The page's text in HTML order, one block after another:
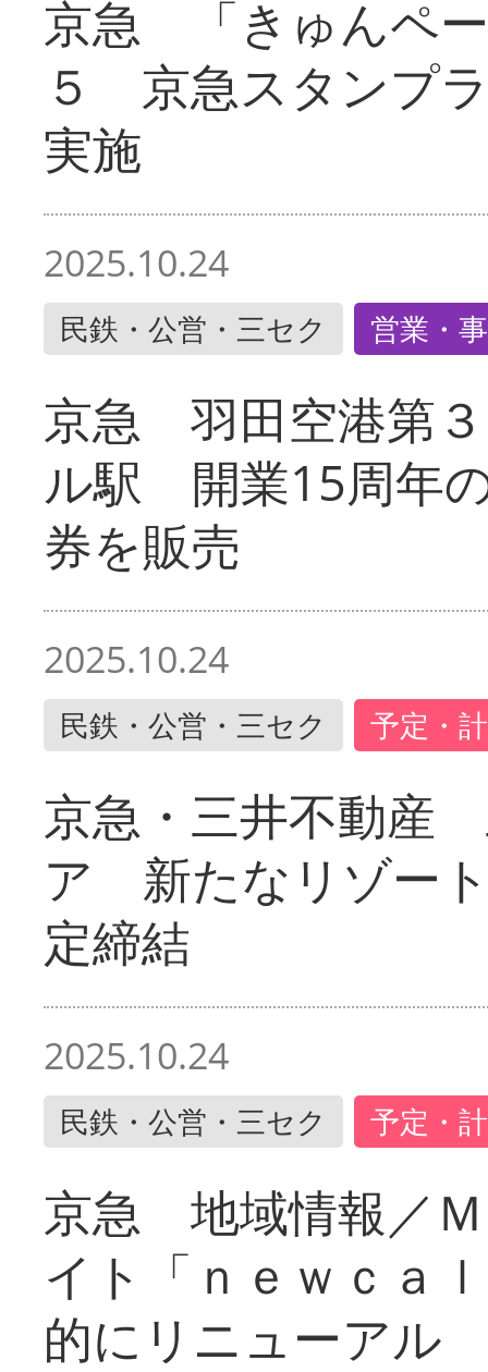
京急 「きゅんペ
５ 京急スタンプ
実施
2025.10.24
民鉄・公営・三セク 営業・
京急 羽田空港第
ル駅 開業15周年
券を販売
2025.10.24
民鉄・公営・三セク 予定・
京急・三井不動産
ア 新たなリゾー
定締結
2025.10.24
民鉄・公営・三セク 予定・
京急 地域情報／
イト「ｎｅｗｃａ
的にリニューアル